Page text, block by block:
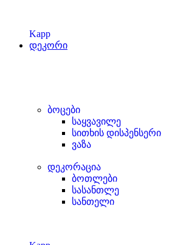
Kapp
დეკორი
ბოცები
საყვავილე
სითხის დისპენსერი
ვაზა
დეკორაცია
ბოთლები
სასანთლე
სანთელი